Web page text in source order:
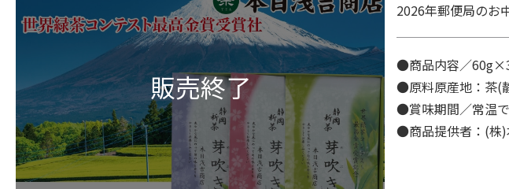
2026年郵便局の
●商品内容／
●原料原産地：茶
●賞味期間／常温
●商品提供者：(株)